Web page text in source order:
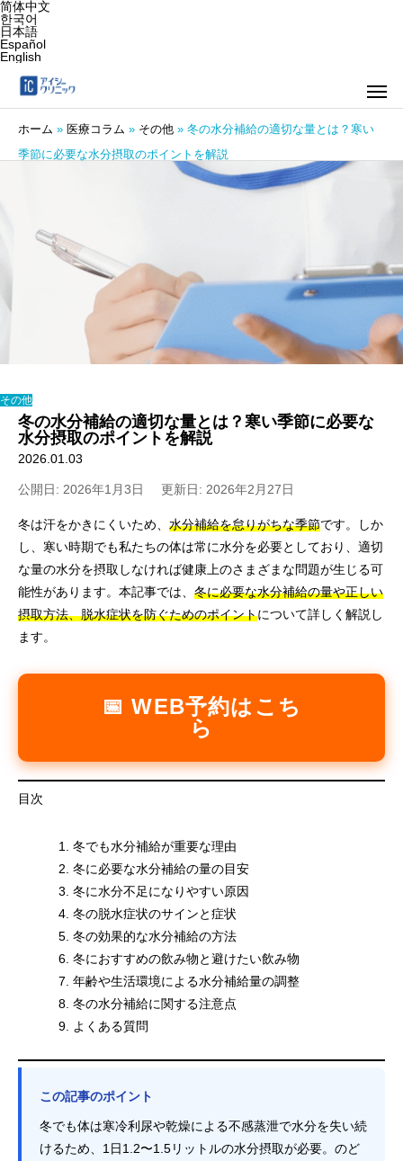
简体中文
한국어
日本語
Español
English
ホーム » 医療コラム » その他 » 冬の水分補給の適切な量とは？寒い
季節に必要な水分摂取のポイントを解説
その他
冬の水分補給の適切な量とは？寒い季節に必要な
水分摂取のポイントを解説
2026.01.03
公開日: 2026年1月3日 更新日: 2026年2月27日
冬は汗をかきにくいため、 水分補給を怠りがちな季節です。しか
し、寒い時期でも私たちの体は常に水分を必要としており、適切
な量の水分を摂取しなければ健康上のさまざまな問題が生じる可
能性があります。本記事では、 冬に必要な水分補給の量や正しい
摂取方法、脱水症状を防ぐためのポイントについて詳しく解説し
ます。
📅 WEB予約はこち
ら
目次
冬でも水分補給が重要な理由
冬に必要な水分補給の量の目安
冬に水分不足になりやすい原因
冬の脱水症状のサインと症状
冬の効果的な水分補給の方法
冬におすすめの飲み物と避けたい飲み物
年齢や生活環境による水分補給量の調整
冬の水分補給に関する注意点
よくある質問
この記事のポイント
冬でも体は寒冷利尿や乾燥による不感蒸泄で水分を失い続
けるため、1日1.2〜1.5リットルの水分摂取が必要。のど